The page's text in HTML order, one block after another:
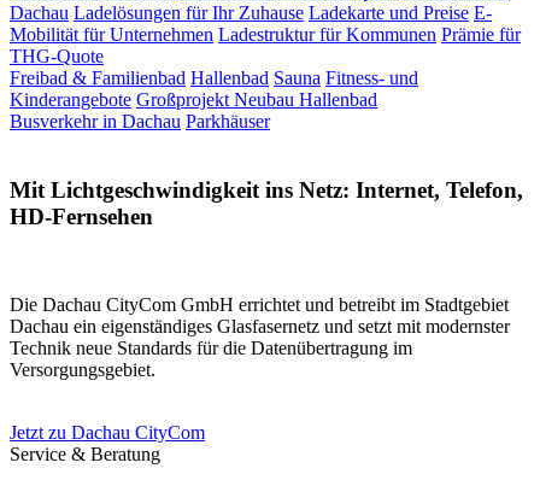
Dachau Ladelösungen für Ihr Zuhause Ladekarte und Preise E-
Mobilität für Unternehmen Ladestruktur für Kommunen Prämie für
THG-Quote
Freibad & Familienbad Hallenbad Sauna Fitness- und
Kinderangebote Großprojekt Neubau Hallenbad
Busverkehr in Dachau Parkhäuser
Mit Lichtgeschwindigkeit ins Netz: Internet, Telefon,
HD-Fernsehen
Die Dachau CityCom GmbH errichtet und betreibt im Stadtgebiet
Dachau ein eigenständiges Glasfasernetz und setzt mit modernster
Technik neue Standards für die Datenübertragung im
Versorgungsgebiet.
Jetzt zu Dachau CityCom
Service & Beratung